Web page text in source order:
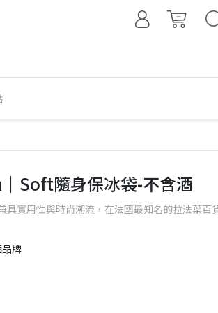
Soft隨身保冰袋-不含酒
具實用性與時尚潮流，在法國最知名的拉法葉百
牌